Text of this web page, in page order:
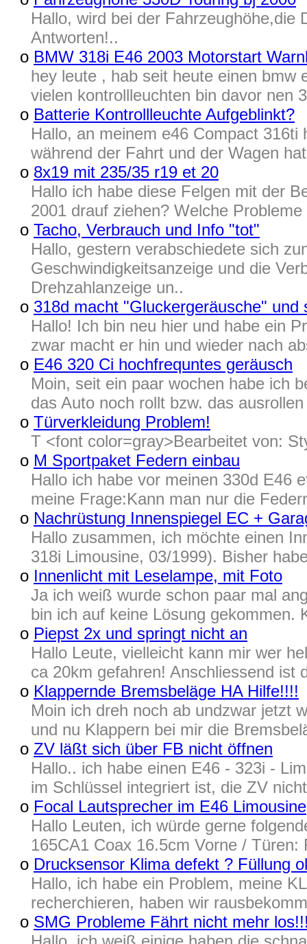
Hallo, wird bei der Fahrzeughöhe,die
Antworten!..
o BMW 318i E46 2003 Motorstart
hey leute , hab seit heute einen bmw
vielen kontrollleuchten bin davor nen
o Batterie Kontrollleuchte Aufgeblinkt?
Hallo, an meinem e46 Compact
während der Fahrt und der Wagen
o 8x19 mit 235/35 r19 et 20
Hallo ich habe diese Felgen mit der
2001 drauf ziehen? Welche
o Tacho, Verbrauch und Info "tot"
Hallo, gestern verabschiedete sich
Geschwindigkeitsanzeige und die
Drehzahlanzeige un..
o 318d macht "Gluckergeräusche" und
Hallo! Ich bin neu hier und habe ein
zwar macht er hin und wieder nach
o E46 320 Ci hochfrequntes geräusch
Moin, seit ein paar wochen habe ich
das Auto noch rollt bzw. das
o Türverkleidung Problem!
T <font color=gray>Bearbeitet von:
o M Sportpaket Federn einbau
Hallo ich habe vor meinen 330d E46
meine Frage:Kann man nur die
o Nachrüstung Innenspiegel EC +
Hallo zusammen, ich möchte einen
318i Limousine, 03/1999). Bisher
o Innenlicht mit Leselampe, mit Foto
Ja ich weiß wurde schon paar mal
bin ich auf keine Lösung gekommen.
o Piepst 2x und springt nicht an
Hallo Leute, vielleicht kann mir wer
ca 20km gefahren! Anschliessend ist
o Klappernde Bremsbeläge HA Hilfe!!!!
Moin ich dreh noch ab undzwar jetzt
und nu Klappern bei mir die
o ZV läßt sich über FB nicht öffnen
Hallo.. ich habe einen E46 - 323i -
im Schlüssel integriert ist, die ZV
o Focal Lautsprecher im E46 Limousine
Hallo Leuten, ich würde gerne
165CA1 Coax 16.5cm Vorne /
o Drucksensor Klima defekt ? Füllung
Hallo, ich habe ein Problem, meine
recherchieren, haben wir
o SMG Probleme Fährt nicht mehr